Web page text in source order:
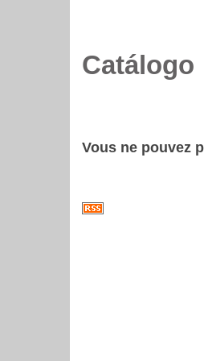
Catálogo
Vous ne pouvez